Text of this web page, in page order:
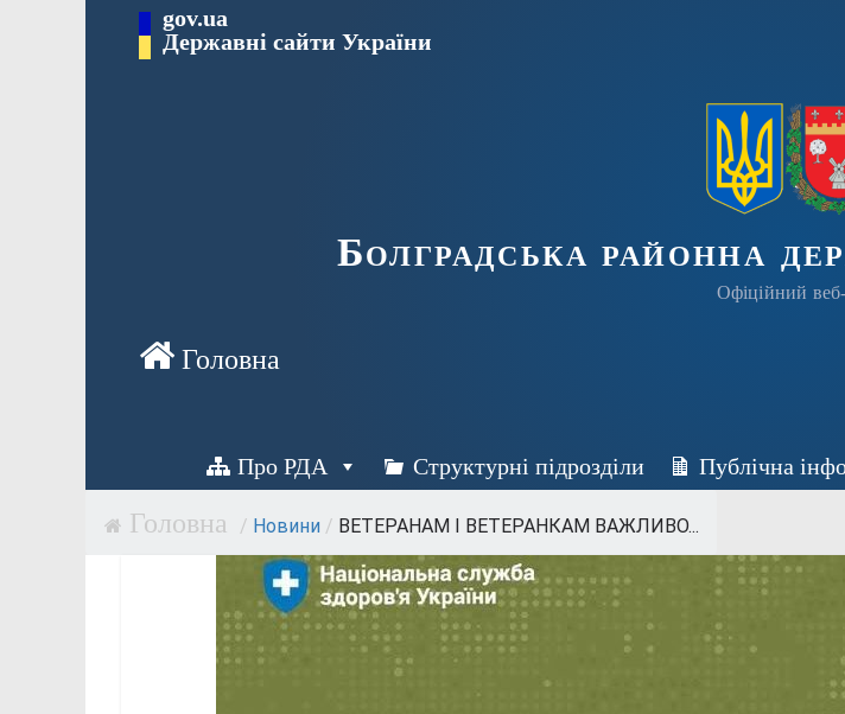
Перейти gov.ua
Державні сайти України
Болградська районна
Офіційний
Про РДА Структурні підрозділи Публічна
/ Новини / ВЕТЕРАНАМ І ВЕТЕРАНКАМ ВАЖЛИВО...